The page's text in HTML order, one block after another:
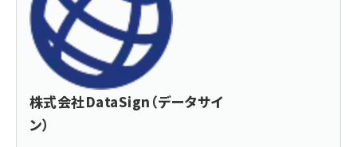
株式会社DataSign（データサイ
ン）